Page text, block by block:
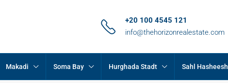
+20 100 4545 121
info@thehorizonrealestate.com
Makadi Soma Bay Hurghada Stadt Sahl Hasheesh